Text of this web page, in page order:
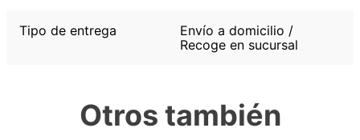
Tipo de entrega
Envío a domicilio /
Recoge en sucursal
Otros también